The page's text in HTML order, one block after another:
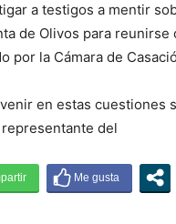
a testigos a mentir
de Olivos para
por la Cámara de
en estas cuestiones
del